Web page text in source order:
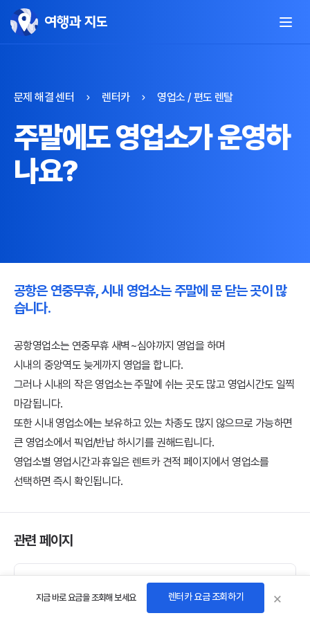
문제 해결 센터 렌터카 영업소 / 편도 렌탈
주말에도 영업소가 운영하
나요?
공항은 연중무휴, 시내 영업소는 주말에 문 닫는 곳이 많
습니다.
공항영업소는 연중무휴 새벽~심야까지 영업을 하며
시내의 중앙역도 늦게까지 영업을 합니다.
그러나 시내의 작은 영업소는 주말에 쉬는 곳도 많고 영업시간도 일찍
마감됩니다.
또한 시내 영업소에는 보유하고 있는 차종도 많지 않으므로 가능하면
큰 영업소에서 픽업/반납 하시기를 권해드립니다.
영업소별 영업시간과 휴일은 렌트카 견적 페이지에서 영업소를
선택하면 즉시 확인됩니다.
관련 페이지
지금 바로 요금을 조회해 보세요 렌터카 요금 조회하기 ×